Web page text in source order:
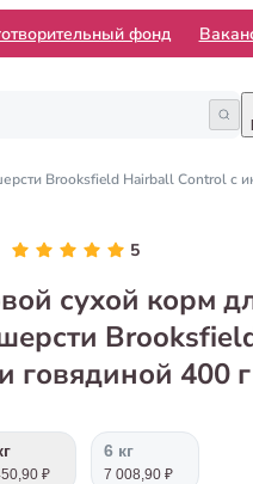
фонд
Brooksfield Hairball Control с
5
сухой корм
говядиной 400 г
₽
6 кг
7 008,90 ₽